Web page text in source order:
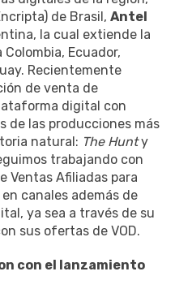
de Brasil, Antel
la cual extiende la
Ecuador,
Recientemente
de venta de
digital con
de las producciones más
natural: The Hunty
trabajando con
Ventas Afiliadas para
canales además de
ya sea a través de su
sus ofertas de VOD.
con el lanzamiento